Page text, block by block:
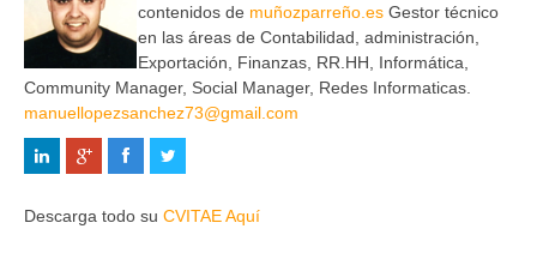
contenidos de muñozparreño.es Gestor técnico
en las áreas de Contabilidad, administración,
Exportación, Finanzas, RR.HH, Informática,
Community Manager, Social Manager, Redes Informaticas.
manuellopezsanchez73@gmail.com
Descarga todo su CVITAE Aquí